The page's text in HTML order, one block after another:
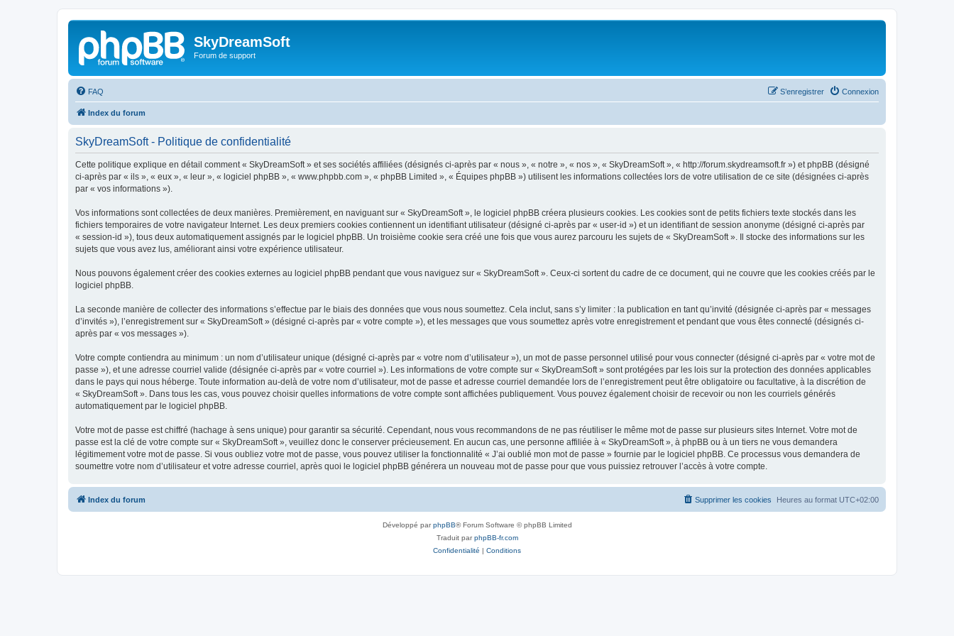
SkyDreamSoft
Forum de support
FAQ Connexion
S’enregistrer
Index du forum
SkyDreamSoft - Politique de confidentialité
Cette politique explique en détail comment « SkyDreamSoft » et ses sociétés affiliées (désignés ci-après par « nous », « notre », « nos », « SkyDreamSoft », « http://forum.skydreamsoft.fr ») et phpBB (désigné
ci-après par « ils », « eux », « leur », « logiciel phpBB », « www.phpbb.com », « phpBB Limited », « Équipes phpBB ») utilisent les informations collectées lors de votre utilisation de ce site (désignées ci-après
par « vos informations »).
Vos informations sont collectées de deux manières. Premièrement, en naviguant sur « SkyDreamSoft », le logiciel phpBB créera plusieurs cookies. Les cookies sont de petits fichiers texte stockés dans les
fichiers temporaires de votre navigateur Internet. Les deux premiers cookies contiennent un identifiant utilisateur (désigné ci-après par « user-id ») et un identifiant de session anonyme (désigné ci-après par
« session-id »), tous deux automatiquement assignés par le logiciel phpBB. Un troisième cookie sera créé une fois que vous aurez parcouru les sujets de « SkyDreamSoft ». Il stocke des informations sur les
sujets que vous avez lus, améliorant ainsi votre expérience utilisateur.
Nous pouvons également créer des cookies externes au logiciel phpBB pendant que vous naviguez sur « SkyDreamSoft ». Ceux-ci sortent du cadre de ce document, qui ne couvre que les cookies créés par le
logiciel phpBB.
La seconde manière de collecter des informations s’effectue par le biais des données que vous nous soumettez. Cela inclut, sans s’y limiter : la publication en tant qu’invité (désignée ci-après par « messages
d’invités »), l’enregistrement sur « SkyDreamSoft » (désigné ci-après par « votre compte »), et les messages que vous soumettez après votre enregistrement et pendant que vous êtes connecté (désignés ci-
après par « vos messages »).
Votre compte contiendra au minimum : un nom d’utilisateur unique (désigné ci-après par « votre nom d’utilisateur »), un mot de passe personnel utilisé pour vous connecter (désigné ci-après par « votre mot de
passe »), et une adresse courriel valide (désignée ci-après par « votre courriel »). Les informations de votre compte sur « SkyDreamSoft » sont protégées par les lois sur la protection des données applicables
dans le pays qui nous héberge. Toute information au-delà de votre nom d’utilisateur, mot de passe et adresse courriel demandée lors de l’enregistrement peut être obligatoire ou facultative, à la discrétion de
« SkyDreamSoft ». Dans tous les cas, vous pouvez choisir quelles informations de votre compte sont affichées publiquement. Vous pouvez également choisir de recevoir ou non les courriels générés
automatiquement par le logiciel phpBB.
Votre mot de passe est chiffré (hachage à sens unique) pour garantir sa sécurité. Cependant, nous vous recommandons de ne pas réutiliser le même mot de passe sur plusieurs sites Internet. Votre mot de
passe est la clé de votre compte sur « SkyDreamSoft », veuillez donc le conserver précieusement. En aucun cas, une personne affiliée à « SkyDreamSoft », à phpBB ou à un tiers ne vous demandera
légitimement votre mot de passe. Si vous oubliez votre mot de passe, vous pouvez utiliser la fonctionnalité « J’ai oublié mon mot de passe » fournie par le logiciel phpBB. Ce processus vous demandera de
soumettre votre nom d’utilisateur et votre adresse courriel, après quoi le logiciel phpBB générera un nouveau mot de passe pour que vous puissiez retrouver l’accès à votre compte.
Index du forum Heures au format UTC+02:00
Supprimer les cookies
Développé parphpBB® Forum Software © phpBB Limited
Traduit parphpBB-fr.com
Confidentialité | Conditions